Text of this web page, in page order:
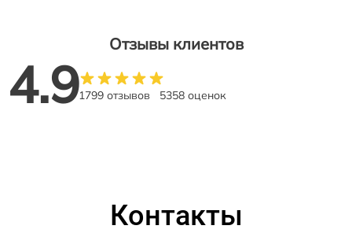
Отзывы клиентов
4.91799 отзывов 5358 оценок
Контакты